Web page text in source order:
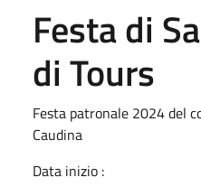
Festa di
di Tours
Festa patronale 2024 del
Caudina
Data inizio :